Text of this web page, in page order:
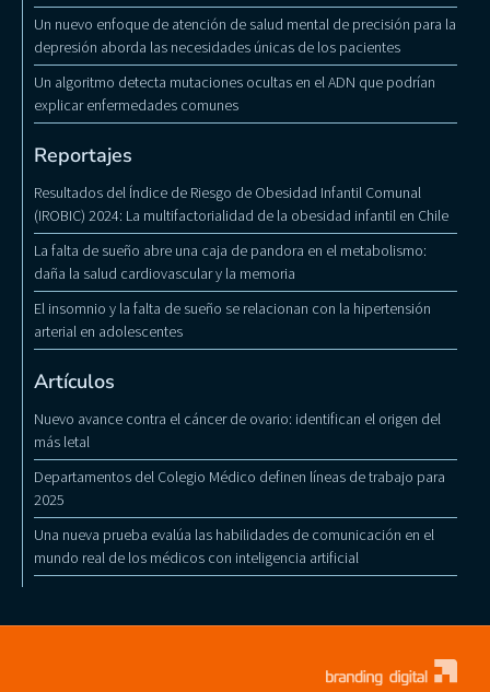
Un nuevo enfoque de atención de salud mental de precisión para la
depresión aborda las necesidades únicas de los pacientes
Un algoritmo detecta mutaciones ocultas en el ADN que podrían
explicar enfermedades comunes
Reportajes
Resultados del Índice de Riesgo de Obesidad Infantil Comunal
(IROBIC) 2024: La multifactorialidad de la obesidad infantil en Chile
La falta de sueño abre una caja de pandora en el metabolismo:
daña la salud cardiovascular y la memoria
El insomnio y la falta de sueño se relacionan con la hipertensión
arterial en adolescentes
Artículos
Nuevo avance contra el cáncer de ovario: identifican el origen del
más letal
Departamentos del Colegio Médico definen líneas de trabajo para
2025
Una nueva prueba evalúa las habilidades de comunicación en el
mundo real de los médicos con inteligencia artificial